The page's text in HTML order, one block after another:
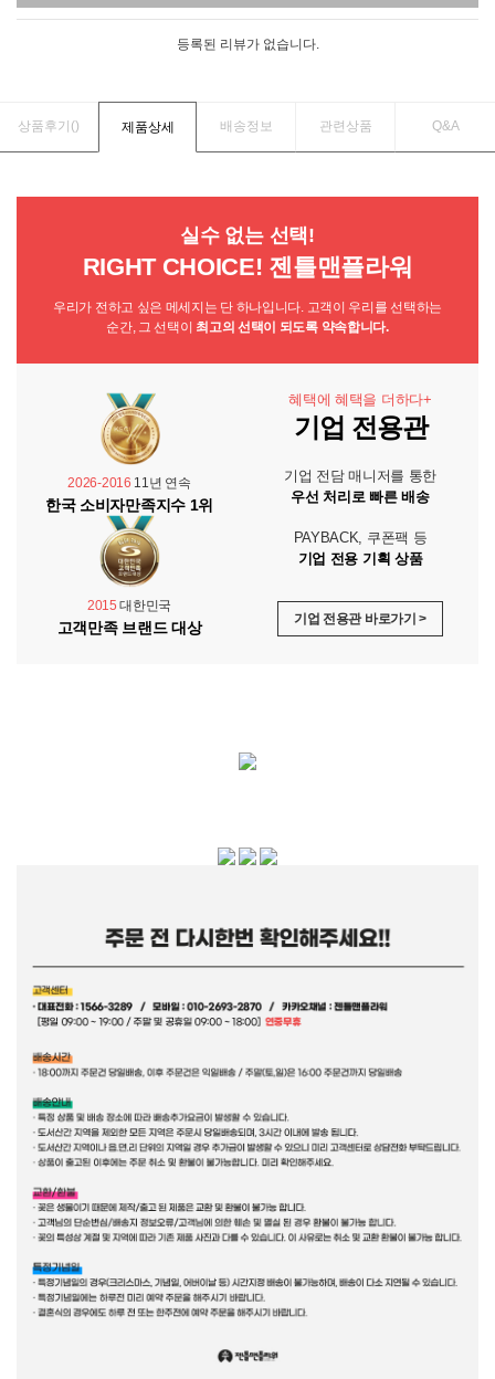
등록된 리뷰가 없습니다.
상품후기() 제품상세 배송정보 관련상품 Q&A
실수 없는 선택!
RIGHT CHOICE! 젠틀맨플라워
우리가 전하고 싶은 메세지는 단 하나입니다. 고객이 우리를 선택하는
순간, 그 선택이 최고의 선택이 되도록 약속합니다.
2026-2016 11년 연속
한국 소비자만족지수 1위
2015 대한민국
고객만족 브랜드 대상
혜택에 혜택을 더하다+
기업 전용관
기업 전담 매니저를 통한
우선 처리로 빠른 배송
PAYBACK, 쿠폰팩 등
기업 전용 기획 상품
기업 전용관 바로가기 >